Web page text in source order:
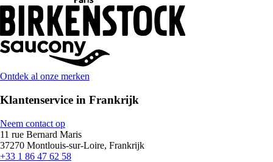
Ontdek al onze merken
Klantenservice in Frankrijk
Neem contact op
11 rue Bernard Maris
37270 Montlouis-sur-Loire, Frankrijk
+33 1 86 47 62 58